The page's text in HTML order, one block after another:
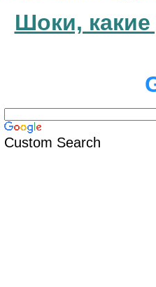
Шоки, какие
Custom Search